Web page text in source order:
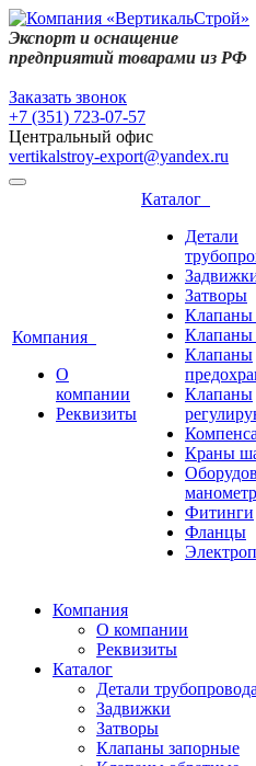
Экспорт и оснащение
предприятий товарами из РФ
Заказать звонок
+7 (351) 723-07-57
Центральный офис
vertikalstroy-export@yandex.ru
Компания
О
компании
Реквизиты
Каталог
Детали
Затворы
Клапаны
Клапаны
Клапаны
Клапаны
Краны
Фитинги
Фланцы
Компания
О компании
Реквизиты
Каталог
Детали трубопровода
Задвижки
Затворы
Клапаны запорные